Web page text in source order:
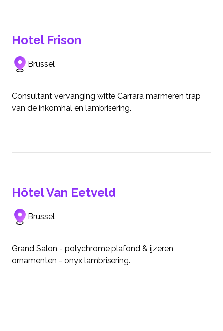
Hotel Frison
Brussel
Consultant vervanging witte Carrara marmeren trap
van de inkomhal en lambrisering.
Hôtel Van Eetveld
Brussel
Grand Salon - polychrome plafond & ijzeren
ornamenten - onyx lambrisering.